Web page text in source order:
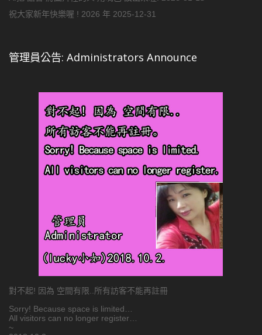
祝大家新年快樂喔 ! 2026 年 2025-12-31
管理員公告: Administrators Announce
對不起! 因為 空間有限..所有訪客不能再註冊
Sorry! Because space is limited…
All visitors can no longer register…
~